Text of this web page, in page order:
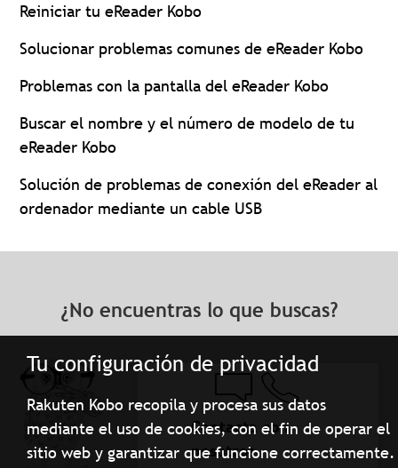
Tu configuración de privacidad
Rakuten Kobo recopila y procesa sus datos
mediante el uso de cookies, con el fin de operar el
sitio web y garantizar que funcione correctamente.
Reiniciar tu eReader Kobo
Solucionar problemas comunes de eReader Kobo
Problemas con la pantalla del eReader Kobo
Buscar el nombre y el número de modelo de tu
eReader Kobo
Solución de problemas de conexión del eReader al
ordenador mediante un cable USB
¿No encuentras lo que buscas?
Contacta con
nosotros